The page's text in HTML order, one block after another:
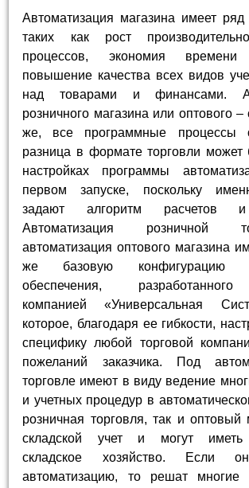
Автоматизация магазина имеет
таких как рост
процессов, экономия времени
повышение качества всех видов
над товарами и финансами.
розничного магазина или оптового –
же, все программные процессы
разница в формате торговли может
настройках программы
первом запуске, поскольку
задают алгоритм расчетов и
Автоматизация розничной
автоматизация оптового магазина
же базовую конфигурацию
обеспечения,
компанией «Универсальная
которое, благодаря ее гибкости,
специфику любой торговой
пожеланий заказчика. Под
торговле имеют в виду ведение
и учетных процедур в
розничная торговля, так и оптовый
складской учет и могут иметь
складское хозяйство. Если
автоматизацию, то решат